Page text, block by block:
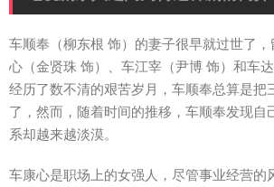
车顺奉（柳东根 饰）的妻子很早就过世了
心（金贤珠 饰）、车江宰（尹博 饰）和车达
经历了数不清的艰苦岁月，车顺奉总算是把
了，然而，随着时间的推移，车顺奉发现自
系却越来越淡漠。
车康心是职场上的女强人，尽管事业经营的